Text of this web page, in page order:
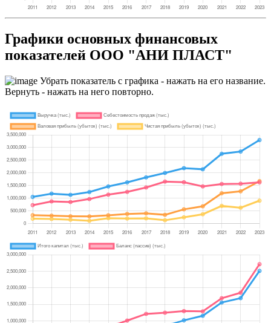
Графики основных финансовых
показателей ООО "АНИ ПЛАСТ"
Убрать показатель с графика - нажать на его название.
Вернуть - нажать на него повторно.